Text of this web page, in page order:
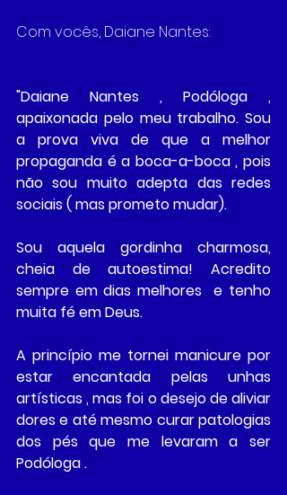
Com vocês, Daiane Nantes:
"Daiane Nantes , Podóloga ,
apaixonada pelo meu trabalho. Sou
a prova viva de que a melhor
propaganda é a boca-a-boca , pois
não sou muito adepta das redes
sociais ( mas prometo mudar).
Sou aquela gordinha charmosa,
cheia de autoestima! Acredito
sempre em dias melhores  e tenho
muita fé em Deus.
A princípio me tornei manicure por
estar encantada pelas unhas
artísticas , mas foi o desejo de aliviar
dores e até mesmo curar patologias
dos pés que me levaram a ser
Podóloga .